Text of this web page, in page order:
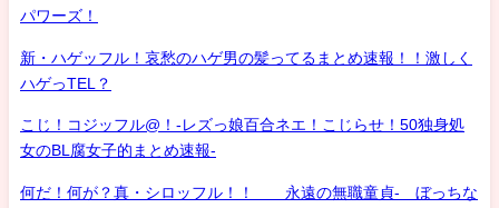
パワーズ！
新・ハゲッフル！哀愁のハゲ男の髪ってるまとめ速報！！激しく
ハゲっTEL？
こじ！コジッフル@！-レズっ娘百合ネエ！こじらせ！50独身処
女のBL腐女子的まとめ速報-
何だ！何が？真・シロッフル！！ 永遠の無職童貞- ぼっちな